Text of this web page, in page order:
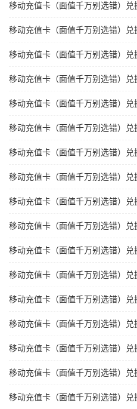
移动充值卡（面值千万别选错）兑
移动充值卡（面值千万别选错）兑
移动充值卡（面值千万别选错）兑
移动充值卡（面值千万别选错）兑
移动充值卡（面值千万别选错）兑
移动充值卡（面值千万别选错）兑
移动充值卡（面值千万别选错）兑
移动充值卡（面值千万别选错）兑
移动充值卡（面值千万别选错）兑
移动充值卡（面值千万别选错）兑
移动充值卡（面值千万别选错）
移动充值卡（面值千万别选错）兑
移动充值卡（面值千万别选错）兑
移动充值卡（面值千万别选错）兑
移动充值卡（面值千万别选错）
移动充值卡（面值千万别选错）兑
移动充值卡（面值千万别选错）兑